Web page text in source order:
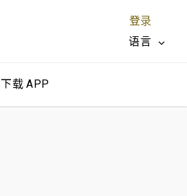
登录
语言
下载 APP